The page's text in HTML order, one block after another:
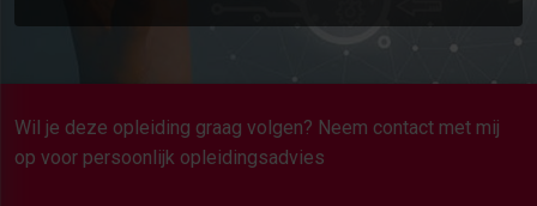
Wil je deze opleiding graag volgen? Neem contact met mij
op voor persoonlijk opleidingsadvies